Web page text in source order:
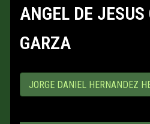
ANGEL DE JESUS
GARZA